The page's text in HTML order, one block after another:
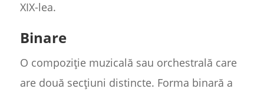
XIX-lea.
Binare
O compoziție muzicală sau orchestrală care
are două secțiuni distincte. Forma binară a